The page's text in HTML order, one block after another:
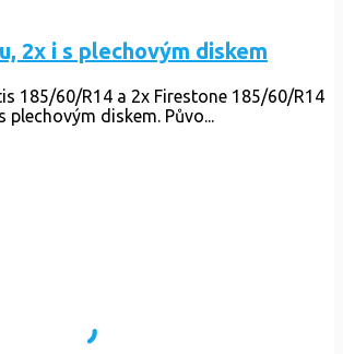
2x i s plechovým diskem
185/60/R14 a 2x Firestone 185/60/R14
diskem. Půvo...